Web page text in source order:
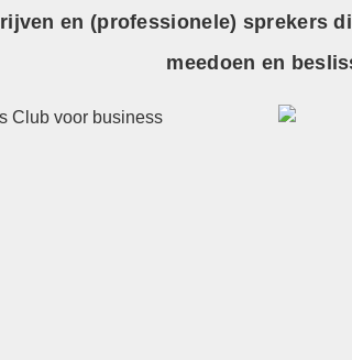
en (professionele) sprekers
meedoen en